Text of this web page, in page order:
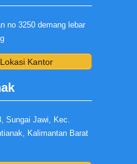
no 3250 demang lebar
Kantor
Sungai Jawi, Kec.
Kalimantan Barat